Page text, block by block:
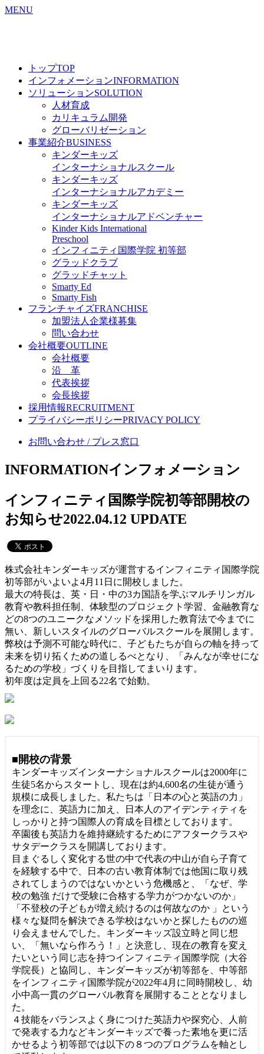
MENU
トップTOP
インフォメーションINFORMATION
ソリューションSOLUTION
人材育成
カリキュラム開発
グローバリゼーション
事業紹介BUSINESS
キンダーキッズ
インターナショナルスクール
キンダーキッズ
インターナショナルアカデミー
キンダーキッズ
インターナショナルアドベンチャー
Kinder Kids International
Preschool
インフィニティ国際学院 初等部
グラッドクラブ
グラッドチャット
Smarty Ed
Smarty Fish
フランチャイズFRANCHISE
加盟法人企業様募集
問い合わせ
会社概要OUTLINE
会社概要
沿 革
代表挨拶
会長挨拶
採用情報RECRUITMENT
プライバシーポリシーPRIVACY POLICY
お問い合わせ / プレス窓口
INFORMATIONインフォメーション
インフィニティ国際学院初等部開校の
お知らせ2022.04.12 UPDATE
株式会社キンダーキッズが運営するインフィニティ国際学院
初等部がいよいよ4月11日に開校しました。
最大の特長は、英・日・中の3カ国語を学ぶマルチリンガル
教育や教科担任制、体験型のプロジェクト学習、金融教育な
どの8つのユニークなメソッドを採用した教育法で今までに
無い、新しいスタイルのグローバルスクールを展開します。
弊校は予測不可能な時代に、子どもたちが自らの軸を持って
未来を切り拓くための道しるべとなり、「みんなが幸せにな
るための学校」づくりを目指してまいります。
初年度は定員を上回る22名で始動。
■開校の背景
キンダーキッズインターナショナルスクールは2000年に
生徒5名からスタートし、現在は約4,600名の生徒が通う
規模に成長しました。私たちは「日本の心と英語の力」
を理念に、英語力に加え、日本人のアイデンティティを
しっかりと持つ国際人の育成を目標としております。
卒園後も英語力を維持継続するためにアフタークラスや
サタデークラスを開講しております。
目まぐるしく変化する世の中で代表の中山が自ら子育て
を経験する中で、日本の古い教育体制では他国に取り残
されてしまうのではないかという危機感と、「なぜ、学
校の勉強 だけで受験に合格する学力がつかないのか」
「不登校の子どもが増え続けるのは何故なのか 」という
様々な疑問を解決できる学校はないかと探したものの巡
り会えませんでした。キンダーキッズ設立時と同じ想
い、「無いなら作ろう！」と決意し、現在の教育を変え
たいという同じ志を持つインフィニティ国際学院（大谷
学院長）と協同し、キンダーキッズが初等部を、中等部
をインフィニティ国際学院が2022年4月に同時開校し、幼
小中高一貫のグローバル教育を展開することとなりまし
た。
４技能をバランスよく身につけた英語力や探究心、人前
で発表する力などキンダーキッズで養った素地を更に活
かせるよう初等部では以下の８つのプログラムを軸とし